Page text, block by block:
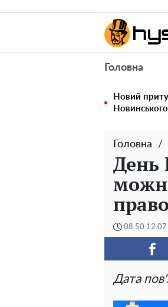
Головна
Новий
Головна
День
08:50 12.07
Дата